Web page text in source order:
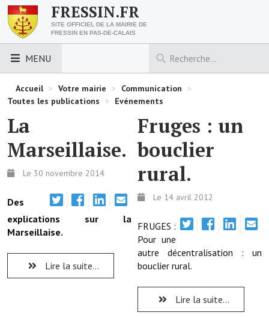
FRESSIN.FR
SITE OFFICIEL DE LA MAIRIE DE
FRESSIN EN PAS-DE-CALAIS
MENU
LES ESSENTIELS
Venir à Fressin
Horaires de la mairie
Les foulées fressinoises
ACCÈS RAPIDE
Accueil > Votre mairie > Communication >
Toutes les publications > Evénements
La
Marseillaise.
Le 30 novembre 2014
Des
explications sur la
Marseillaise.
Lire la suite...
Fruges : un
bouclier
rural.
Le 14 avril 2012
FRUGES :
Pour une
autre décentralisation : un
bouclier rural.
Lire la suite...